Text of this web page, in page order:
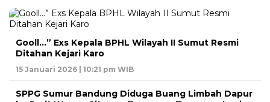
Gooll…” Exs Kepala BPHL Wilayah II Sumut Resmi
Ditahan Kejari Karo
15 Januari 2026 | 10:21 pm WIB
SPPG Sumur Bandung Diduga Buang Limbah Dapur